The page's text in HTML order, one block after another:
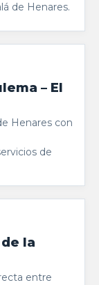
de Henares.
– El
Henares con
de
la
entre